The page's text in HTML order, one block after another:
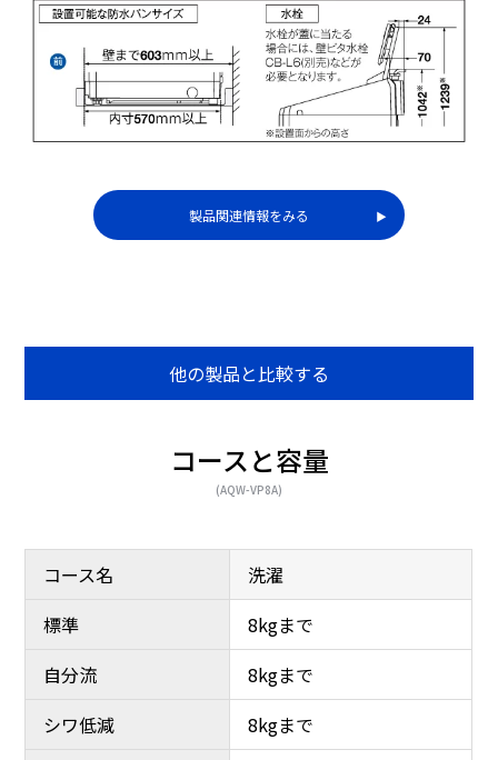
かんたん操作で、わかり
やすい操作パネル。
空間をミニマルに美しく
みせるコンパクト設計。
投入口が大きく、すり鉢
洗濯槽を清潔に保つ機能
製品関連情報をみる ▶︎
他の製品と比較する
コースと容量
(AQW-VP8A)
コース名
洗濯
標準
8kgまで
自分流
8kgまで
シワ低減
8kgまで